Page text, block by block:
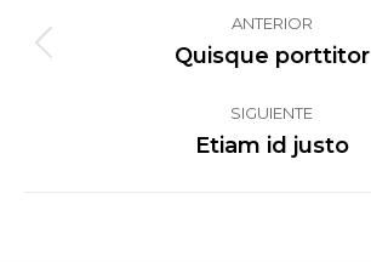
entre
ANTERIOR
Proyecto
Quisque porttitor
SIGUIENTE
Proyecto
Etiam id justo